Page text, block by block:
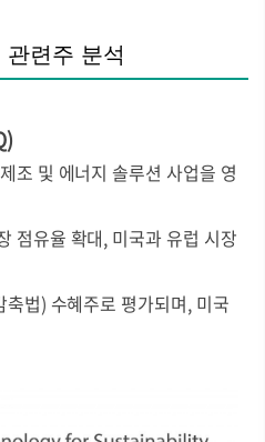
련주 분석
조 및 에너지 솔루션 사업을 영
점유율 확대, 미국과 유럽 시장
법) 수혜주로 평가되며, 미국